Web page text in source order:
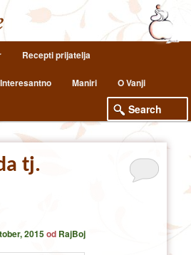
Recepti prijatelja
Interesantno Maniri O Vanji
tj.
2015od RajBoj